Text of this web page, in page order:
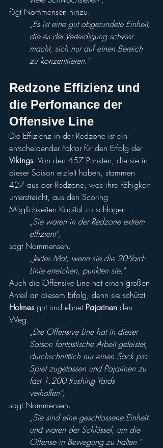
fügt Nommensen hinzu.
„Es ist eine gut abgerundete Einheit,
die es der Verteidigung schwer
macht, sich nur auf einen Bereich
zu konzentrieren."
Redzone Effizienz und
die Perfomance der
Offensive Line
Die Effizienz in der Redzone ist ein
entscheidender Faktor für den Erfolg der
Vikings. Von den 457 Punkten, die sie in
dieser Saison erzielt haben, stammen
427 aus der Redzone, was ihre Fähigkeit
unterstreicht, aus den Scoring
Möglichkeiten Kapital zu schlagen.
„Sie waren in der Redzone extrem
effizient“,
sagt Nommensen.
„Jedes Mal, wenn sie die 20-Yard-
Linie erreichen, punkten sie."
Auch die Offensive Line hat einen großen
Anteil an diesem Erfolg, denn sie schützt
Holmes gut und ebnet Pajarinen den
Weg.
„Die Offensive Line hat in dieser
Saison fantastische Arbeit geleistet,
durchschnittlich nur einen Sack pro
Spiel zugelassen und Pajarinen zu
fast 1.200 Rushing Yards
verholfen“,
sagt Nommensen.
„Sie sind eine geschlossene Einheit
und waren der Schlüssel, um die
Offense in Bewegung zu halten."